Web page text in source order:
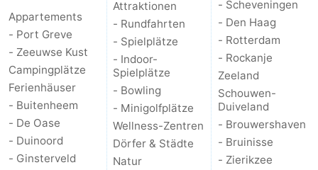
Appartements
- Port Greve
- Zeeuwse Kust
Campingplätze
Ferienhäuser
- Buitenheem
- De Oase
- Duinoord
- Ginsterveld
Attraktionen
- Rundfahrten
- Spielplätze
- Indoor-
Spielplätze
- Bowling
- Minigolfplätze
Wellness-Zentren
Dörfer & Städte
Natur
- Scheveningen
- Den Haag
- Rotterdam
- Rockanje
Zeeland
Schouwen-
Duiveland
- Brouwershaven
- Bruinisse
- Zierikzee